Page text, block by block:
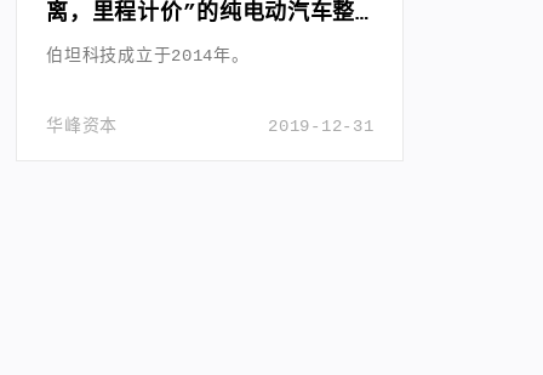
离，里程计价”的纯电动汽车整
体解决方案
伯坦科技成立于2014年。
2019-12-31
华峰资本